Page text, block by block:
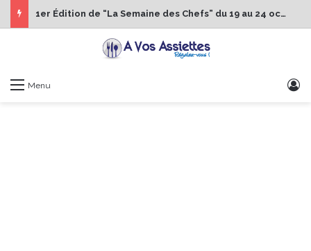
1er Édition de “La Semaine des Chefs” du 19 au 24 octobre 2026
Menu